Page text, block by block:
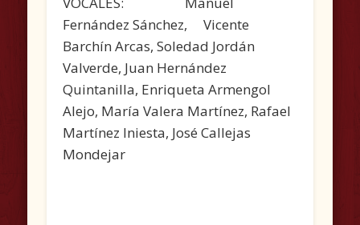
Fernández Sánchez, Vicente
Barchín Arcas, Soledad Jordán
Valverde, Juan Hernández
Quintanilla, Enriqueta Armengol
Alejo, María Valera Martínez, Rafael
Martínez Iniesta, José Callejas
Mondejar